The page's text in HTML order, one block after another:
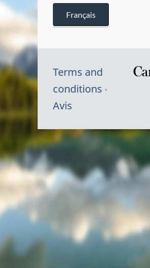
Français
Terms and
conditions
Avis